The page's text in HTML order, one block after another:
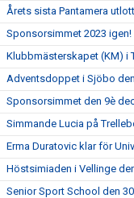
Årets sista Pantamera
Sponsorsimmet 2023 igen!
Klubbmästerskapet (KM) i
Adventsdoppet i Sjöbo
Sponsorsimmet den 9è
Simmande Lucia på
Erma Duratovic klar för
Höstsimiaden i Vellinge
Senior Sport School den